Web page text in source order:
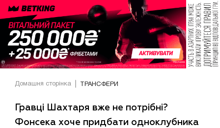
Домашня сторінка ТРАНСФЕРИ
Гравці Шахтаря вже не потрібні?
Фонсека хоче придбати одноклубника